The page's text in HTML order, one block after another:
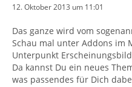
12. Oktober 2013 um 11:01
Das ganze wird vom
Schau mal unter Addons im
Unterpunkt
Da kannst Du ein neues
was passendes für Dich